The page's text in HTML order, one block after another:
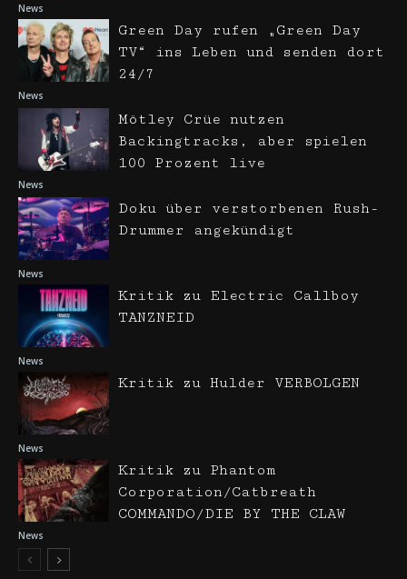
News
News
Green Day rufen „Green Day
TV“ ins Leben und senden dort
24/7
News
Mötley Crüe nutzen
Backingtracks, aber spielen
100 Prozent live
News
Doku über verstorbenen Rush-
Drummer angekündigt
News
Kritik zu Electric Callboy
TANZNEID
News
Kritik zu Hulder VERBOLGEN
News
Kritik zu Phantom
Corporation/Catbreath
COMMANDO/DIE BY THE CLAW